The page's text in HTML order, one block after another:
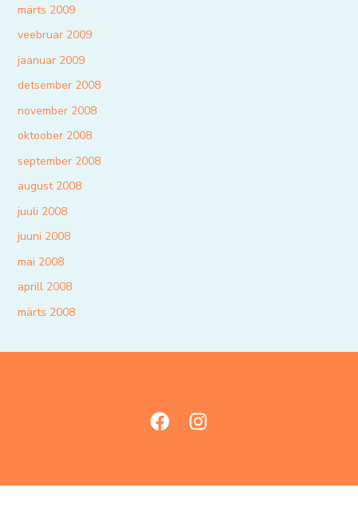
märts 2009
veebruar 2009
jaanuar 2009
detsember 2008
november 2008
oktoober 2008
september 2008
august 2008
juuli 2008
juuni 2008
mai 2008
aprill 2008
märts 2008